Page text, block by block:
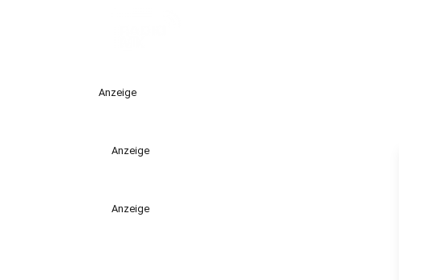
Anzeige
Anzeige
Anzeige